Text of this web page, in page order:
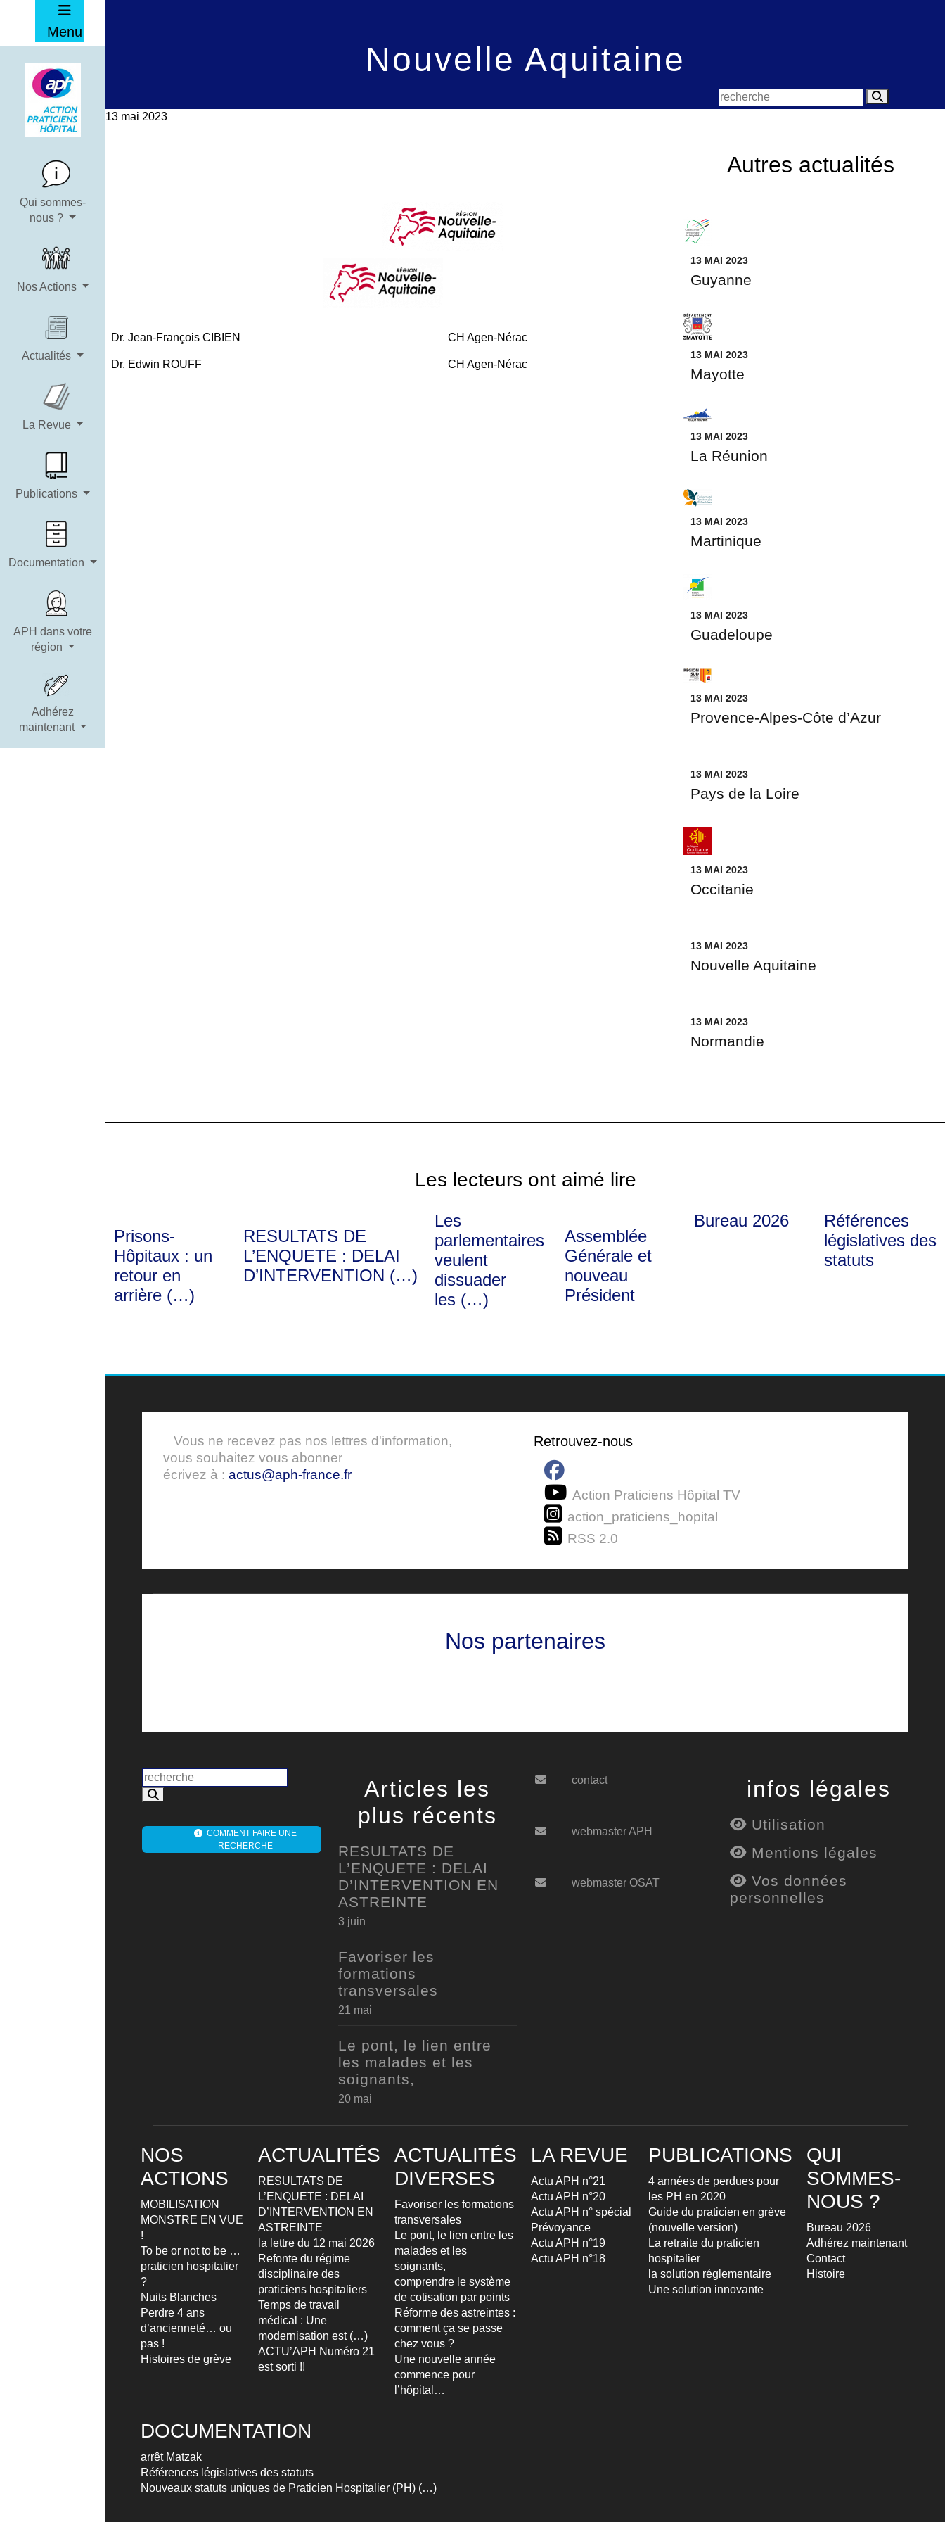
Menu
Qui sommes-
nous ?
Nos Actions
Actualités
La Revue
Publications
Documentation
APH dans votre
région
Adhérez
maintenant
Nouvelle Aquitaine
13 mai 2023
Dr. Jean-François CIBIEN CH Agen-Nérac
Dr. Edwin ROUFF CH Agen-Nérac
Autres actualités
13 MAI 2023
Guyanne
13 MAI 2023
Mayotte
13 MAI 2023
La Réunion
13 MAI 2023
Martinique
13 MAI 2023
Guadeloupe
13 MAI 2023
Provence-Alpes-Côte d’Azur
13 MAI 2023
Pays de la Loire
13 MAI 2023
Occitanie
13 MAI 2023
Nouvelle Aquitaine
13 MAI 2023
Normandie
Les lecteurs ont aimé lire
Prisons-
Hôpitaux : un
retour en
arrière (…)
RESULTATS DE
L’ENQUETE : DELAI
D’INTERVENTION (…)
Les
parlementaires
veulent
dissuader
les (…)
Assemblée
Générale et
nouveau
Président
Bureau 2026
Références
législatives des
statuts
Vous ne recevez pas nos lettres d'information,
vous souhaitez vous abonner
écrivez à : actus@aph-france.fr
Retrouvez-nous
Action Praticiens Hôpital TV
action_praticiens_hopital
RSS 2.0
Nos partenaires
COMMENT FAIRE UNE
RECHERCHE
Articles les
plus récents
RESULTATS DE
L’ENQUETE : DELAI
D’INTERVENTION EN
ASTREINTE
3 juin
Favoriser les
formations
transversales
21 mai
Le pont, le lien entre
les malades et les
soignants,
20 mai
contact
webmaster APH
webmaster OSAT
infos légales
Utilisation
Mentions légales
Vos données
personnelles
NOS
ACTIONS
MOBILISATION
MONSTRE EN VUE
!
To be or not to be …
praticien hospitalier
?
Nuits Blanches
Perdre 4 ans
d’ancienneté… ou
pas !
Histoires de grève
ACTUALITÉS
RESULTATS DE
L’ENQUETE : DELAI
D’INTERVENTION EN
ASTREINTE
la lettre du 12 mai 2026
Refonte du régime
disciplinaire des
praticiens hospitaliers
Temps de travail
médical : Une
modernisation est (…)
ACTU’APH Numéro 21
est sorti !!
ACTUALITÉS
DIVERSES
Favoriser les formations
transversales
Le pont, le lien entre les
malades et les
soignants,
comprendre le système
de cotisation par points
Réforme des astreintes :
comment ça se passe
chez vous ?
Une nouvelle année
commence pour
l’hôpital…
LA REVUE
Actu APH n°21
Actu APH n°20
Actu APH n° spécial
Prévoyance
Actu APH n°19
Actu APH n°18
PUBLICATIONS
4 années de perdues pour
les PH en 2020
Guide du praticien en grève
(nouvelle version)
La retraite du praticien
hospitalier
la solution réglementaire
Une solution innovante
QUI
SOMMES-
NOUS ?
Bureau 2026
Adhérez maintenant
Contact
Histoire
DOCUMENTATION
arrêt Matzak
Références législatives des statuts
Nouveaux statuts uniques de Praticien Hospitalier (PH) (…)